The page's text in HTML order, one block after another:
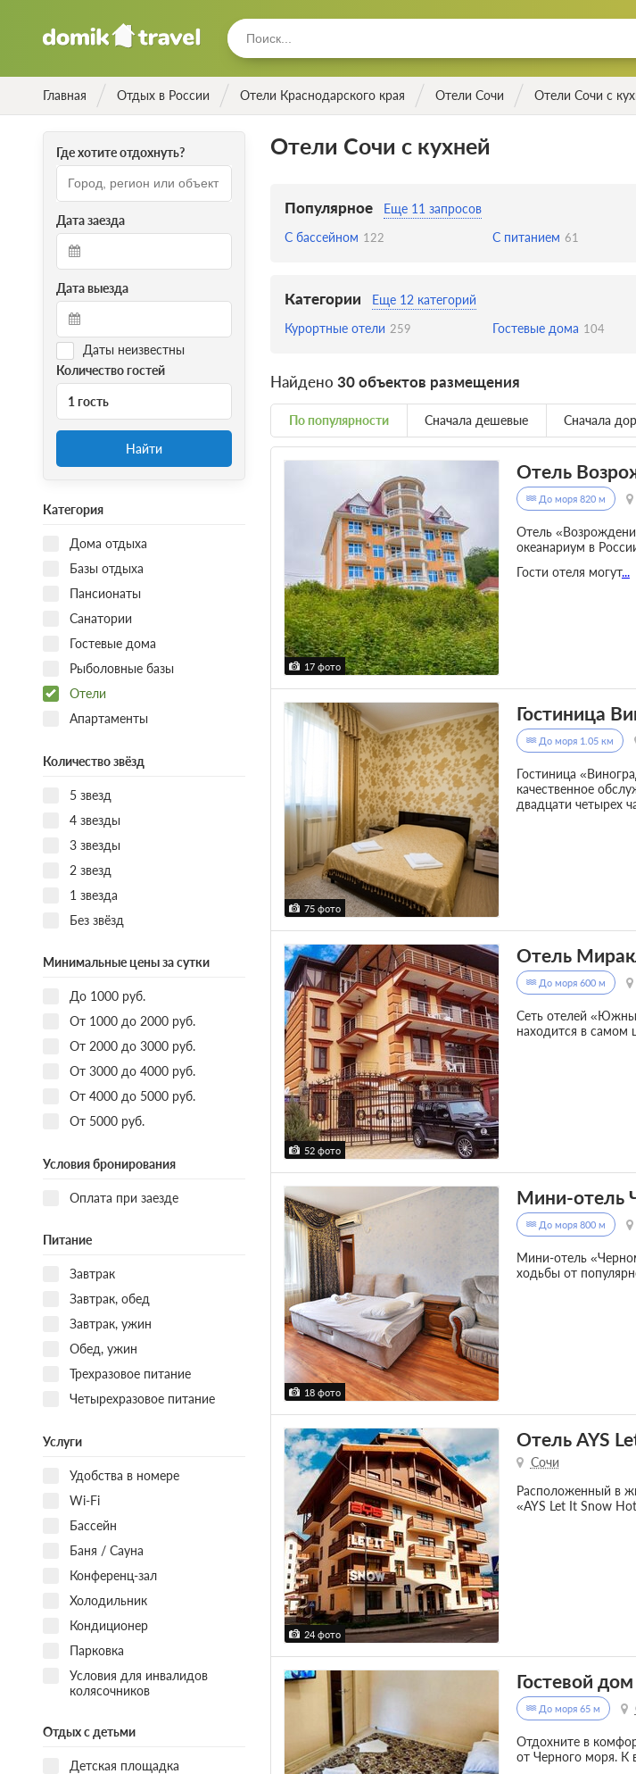
Главная Отдых в России Отели Краснодарского края Отели Сочи Отели Сочи с
Где хотите отдохнуть?
Дата заезда
Дата выезда
Даты неизвестны
Количество гостей
1 гость
Найти
Категория
Дома отдыха
Базы отдыха
Пансионаты
Санатории
Гостевые дома
Рыболовные базы
Отели
Апартаменты
Количество звёзд
5 звезд
4 звезды
3 звезды
2 звезд
1 звезда
Без звёзд
Минимальные цены за сутки
До 1000 руб.
От 1000 до 2000 руб.
От 2000 до 3000 руб.
От 3000 до 4000 руб.
От 4000 до 5000 руб.
От 5000 руб.
Условия бронирования
Оплата при заезде
Питание
Завтрак
Завтрак, обед
Завтрак, ужин
Обед, ужин
Трехразовое питание
Четырехразовое питание
Услуги
Удобства в номере
Wi-Fi
Бассейн
Баня / Сауна
Конференц-зал
Холодильник
Кондиционер
Парковка
Условия для инвалидов
колясочников
Отдых с детьми
Детская площадка
Отели Сочи с кухней
Популярное
Еще 11 запросов
С бассейном 122 С питанием 61
Категории
Еще 12 категорий
Курортные отели 259 Гостевые дома 104
Найдено 30 объектов размещения
По популярности Сначала дешевые Сначала
17 фото
Отель
До моря 820 м
Отель
океанариум в
Гости отеля могут...
75 фото
Гостиница
До моря 1.05 км
Гостиница
качественное
двадцати четырех
52 фото
Отель
До моря 600 м
Сеть отелей
находится в самом
18 фото
Мини-отель
До моря 800 м
Мини-отель
ходьбы от
24 фото
Отель AYS
Сочи
Расположенный в
«AYS Let It Snow
Гостевой
До моря 65 м
Отдохните в
от Черного моря. К